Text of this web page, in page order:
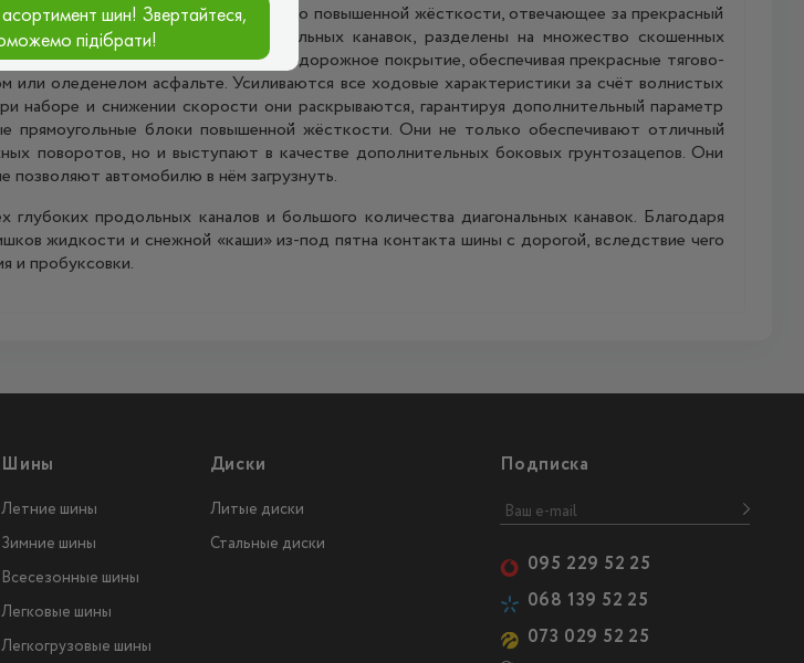
В самом центре расположено ребро повышенной жёсткости, отвечающее за прекрасный
ребра, при помощи диагональных канавок, разделены на множество скошенных
Они глубоко «вгрызаются» в дорожное покрытие, обеспечивая прекрасные тягово-
оледенелом асфальте. Усиливаются все ходовые характеристики за счёт волнистых
и снижении скорости они раскрываются, гарантируя дополнительный параметр
блоки повышенной жёсткости. Они не только обеспечивают отличный
поворотов, но и выступают в качестве дополнительных боковых грунтозацепов. Они
позволяют автомобилю в нём загрузнуть.
продольных каналов и большого количества диагональных канавок. Благодаря
жидкости и снежной «каши» из-под пятна контакта шины с дорогой, вследствие чего
и пробуксовки.
Шины
Летние шины
Зимние шины
Всесезонные шины
Легковые шины
Легкогрузовые шины
Диски
Литые диски
Стальные диски
Подписка
095 229 52 25
068 139 52 25
073 029 52 25
шин! Звертайтеся,
підібрати!